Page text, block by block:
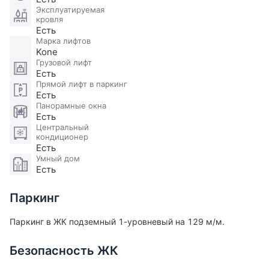
Эксплуатируемая
кровля
Есть
Марка лифтов
Kone
Грузовой лифт
Есть
Прямой лифт в паркинг
Есть
Панорамные окна
Есть
Центральный
кондиционер
Есть
Умный дом
Есть
Паркинг
Паркинг в ЖК подземный 1-уровневый на 129 м/м.
Безопасность ЖК